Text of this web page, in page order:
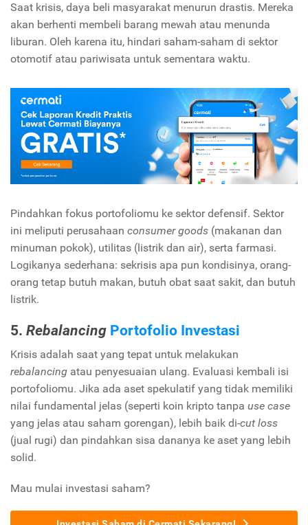
Saat krisis, daya beli masyarakat menurun drastis. Mereka
akan berhenti membeli barang mewah atau menunda
liburan. Oleh karena itu, hindari saham-saham di sektor
otomotif atau pariwisata untuk sementara waktu.
Pindahkan fokus portofoliomu ke sektor defensif. Sektor
ini meliputi perusahaan consumer goods (makanan dan
minuman pokok), utilitas (listrik dan air), serta farmasi.
Logikanya sederhana: sekrisis apa pun kondisinya, orang-
orang tetap butuh makan, butuh obat saat sakit, dan butuh
listrik.
5. Rebalancing Portofolio Investasi
Krisis adalah saat yang tepat untuk melakukan
rebalancing atau penyesuaian ulang. Evaluasi kembali isi
portofoliomu. Jika ada aset spekulatif yang tidak memiliki
nilai fundamental jelas (seperti koin kripto tanpa use case
yang jelas atau saham gorengan), lebih baik di-cut loss
(jual rugi) dan pindahkan sisa dananya ke aset yang lebih
solid.
Mau mulai investasi saham?